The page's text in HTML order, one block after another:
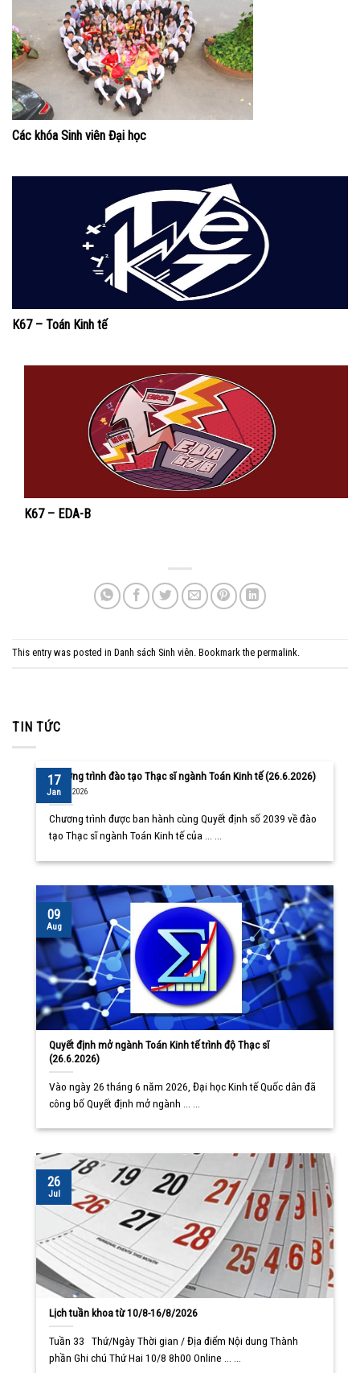
Các khóa Sinh viên Đại học
K67 – Toán Kinh tế
K67 – EDA-B
This entry was posted in Danh sách Sinh viên. Bookmark the permalink.
TIN TỨC
Chương trình đào tạo Thạc sĩ ngành Toán Kinh tế (26.6.2026)
10/08/2026
Chương trình được ban hành cùng Quyết định số 2039 về đào
tạo Thạc sĩ ngành Toán Kinh tế của ... ...
17
Jan
Quyết định mở ngành Toán Kinh tế trình độ Thạc sĩ
(26.6.2026)
Vào ngày 26 tháng 6 năm 2026, Đại học Kinh tế Quốc dân đã
công bố Quyết định mở ngành ... ...
09
Aug
Lịch tuần khoa từ 10/8-16/8/2026
Tuần 33 Thứ/Ngày Thời gian / Địa điểm Nội dung Thành
phần Ghi chú Thứ Hai 10/8 8h00 Online ... ...
26
Jul